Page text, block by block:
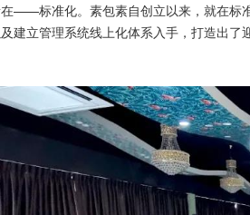
——标准化。素包素自创立以来，就在标
建立管理系统线上化体系入手，打造出了